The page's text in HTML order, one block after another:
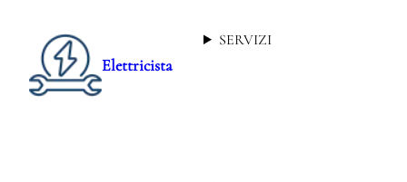
Elettricista
SERVIZI